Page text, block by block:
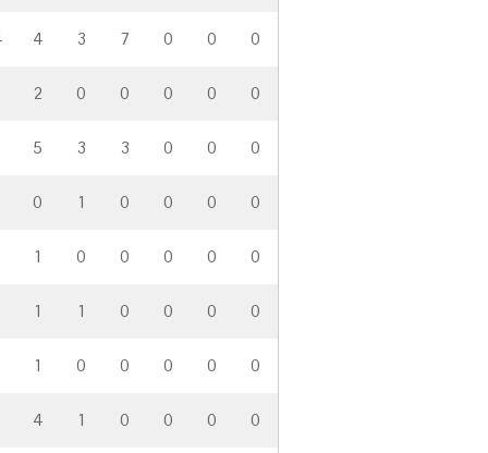
4 3 7 0 0 0
2 0 0 0 0 0
5 3 3 0 0 0
0 1 0 0 0 0
1 0 0 0 0 0
1 1 0 0 0 0
1 0 0 0 0 0
4 1 0 0 0 0